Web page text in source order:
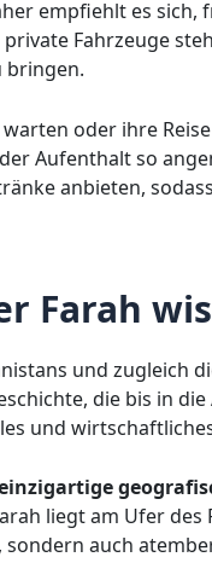
empfiehlt es
Fahrzeuge
bringen.
oder ihre
Aufenthalt so
anbieten,
Farah
und zugleich
die bis in
und
liegt am Ufer
auch